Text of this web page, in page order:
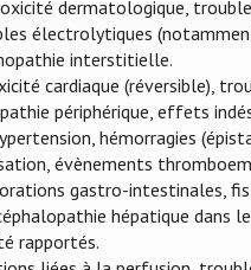
dermatologique,
électrolytiques
interstitielle.
cardiaque (réversible),
périphérique, effets
hémorragies
évènements
gastro-intestinales,
hépatique dans
rapportés.